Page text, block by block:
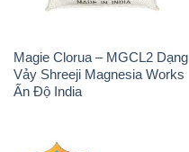
Magie Clorua – MGCL2 Dạng
Vảy Shreeji Magnesia Works
Ấn Độ India